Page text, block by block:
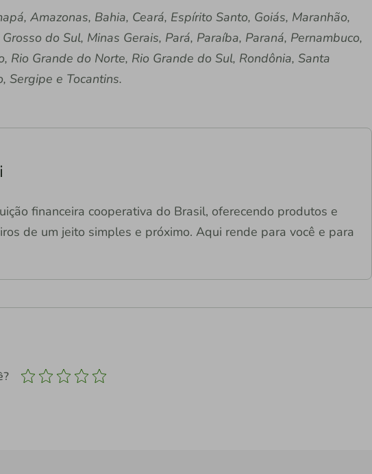
Amazonas, Bahia, Ceará, Espírito Santo, Goiás, Maranhão,
do Sul, Minas Gerais, Pará, Paraíba, Paraná, Pernambuco,
Rio Grande do Norte, Rio Grande do Sul, Rondônia, Santa
Sergipe e Tocantins.
financeira cooperativa do Brasil, oferecendo produtos e
de um jeito simples e próximo. Aqui rende para você e para